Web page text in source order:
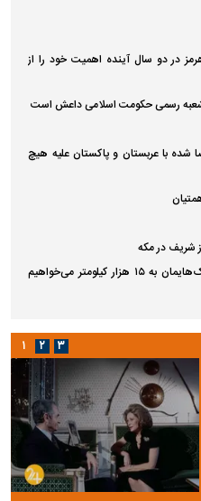
هرمز در دو سال آینده اهمیت خود را از
شعبه رسمی حکومت اسلامی داعش است
شده با عربستان و پاکستان علیه هیچ
شریف در مکه
امام‌ جمعه اهواز: با افزایش برد موشک‌هایمان به ۱۵ هزار کیلومتر می‌خواهیم
۱ ۲ ۳